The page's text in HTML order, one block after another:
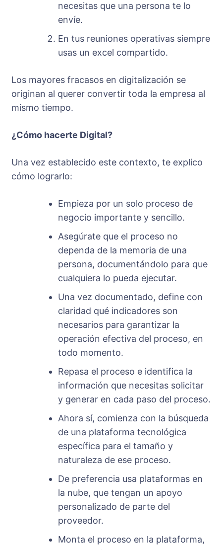
necesitas que una persona te lo
envíe.
En tus reuniones operativas siempre
usas un excel compartido.
Los mayores fracasos en digitalización se
originan al querer convertir toda la empresa al
mismo tiempo.
¿Cómo hacerte Digital?
Una vez establecido este contexto, te explico
cómo lograrlo:
Empieza por un solo proceso de
negocio importante y sencillo.
Asegúrate que el proceso no
dependa de la memoria de una
persona, documentándolo para que
cualquiera lo pueda ejecutar.
Una vez documentado, define con
claridad qué indicadores son
necesarios para garantizar la
operación efectiva del proceso, en
todo momento.
Repasa el proceso e identifica la
información que necesitas solicitar
y generar en cada paso del proceso.
Ahora sí, comienza con la búsqueda
de una plataforma tecnológica
específica para el tamaño y
naturaleza de ese proceso.
De preferencia usa plataformas en
la nube, que tengan un apoyo
personalizado de parte del
proveedor.
Monta el proceso en la plataforma,